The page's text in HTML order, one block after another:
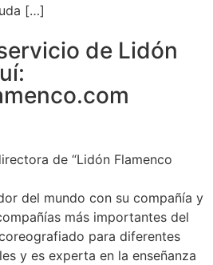
[…]
de Lidón
de “Lidón Flamenco
del mundo con su compañía y
más importantes del
para diferentes
y es experta en la enseñanza